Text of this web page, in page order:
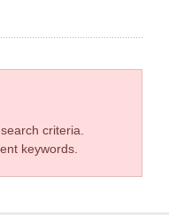
criteria.
keywords.